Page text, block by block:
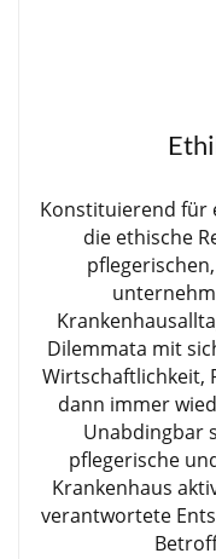
Konstituierend für
die ethische
Dilemmata mit
Wirtschaftlichkeit,
dann immer
Unabdingbar
pflegerische
Krankenhaus
verantwortete